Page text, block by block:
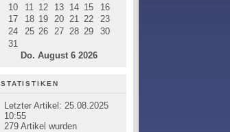
Do. August 6 2026
10
11 12 13 14 15
16
17
18 19 20 21 22
23
24
25 26 27 28 29
30
31
STATISTIKEN
Letzter Artikel: 25.08.2025
10:55
279Artikel wurden